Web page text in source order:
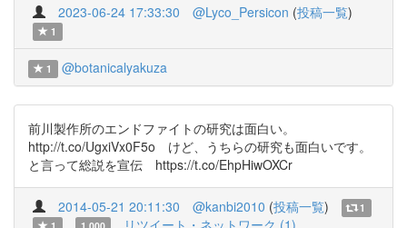
2023-06-24 17:33:30 @Lyco_Persicon (投稿一覧)
1
1 @botanicalyakuza
前川製作所のエンドファイトの研究は面白い。
http://t.co/UgxiVx0F5o けど、うちらの研究も面白いです。
と言って総説を宣伝 https://t.co/EhpHiwOXCr
2014-05-21 20:11:30 @kanbi2010 (投稿一覧)
1
リツイート・ネットワーク (1)